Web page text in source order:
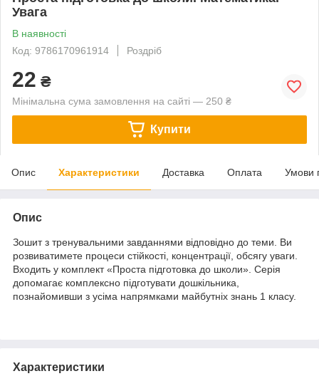
Увага
В наявності
Код: 9786170961914
Роздріб
22 ₴
Мінімальна сума замовлення на сайті — 250 ₴
Купити
Опис Характеристики Доставка Оплата Умови
Опис
Зошит з тренувальними завданнями відповідно до теми. Ви
розвиватимете процеси стійкості, концентрації, обсягу уваги.
Входить у комплект «Проста підготовка до школи». Серія
допомагає комплексно підготувати дошкільника,
познайомивши з усіма напрямками майбутніх знань 1 класу.
Характеристики